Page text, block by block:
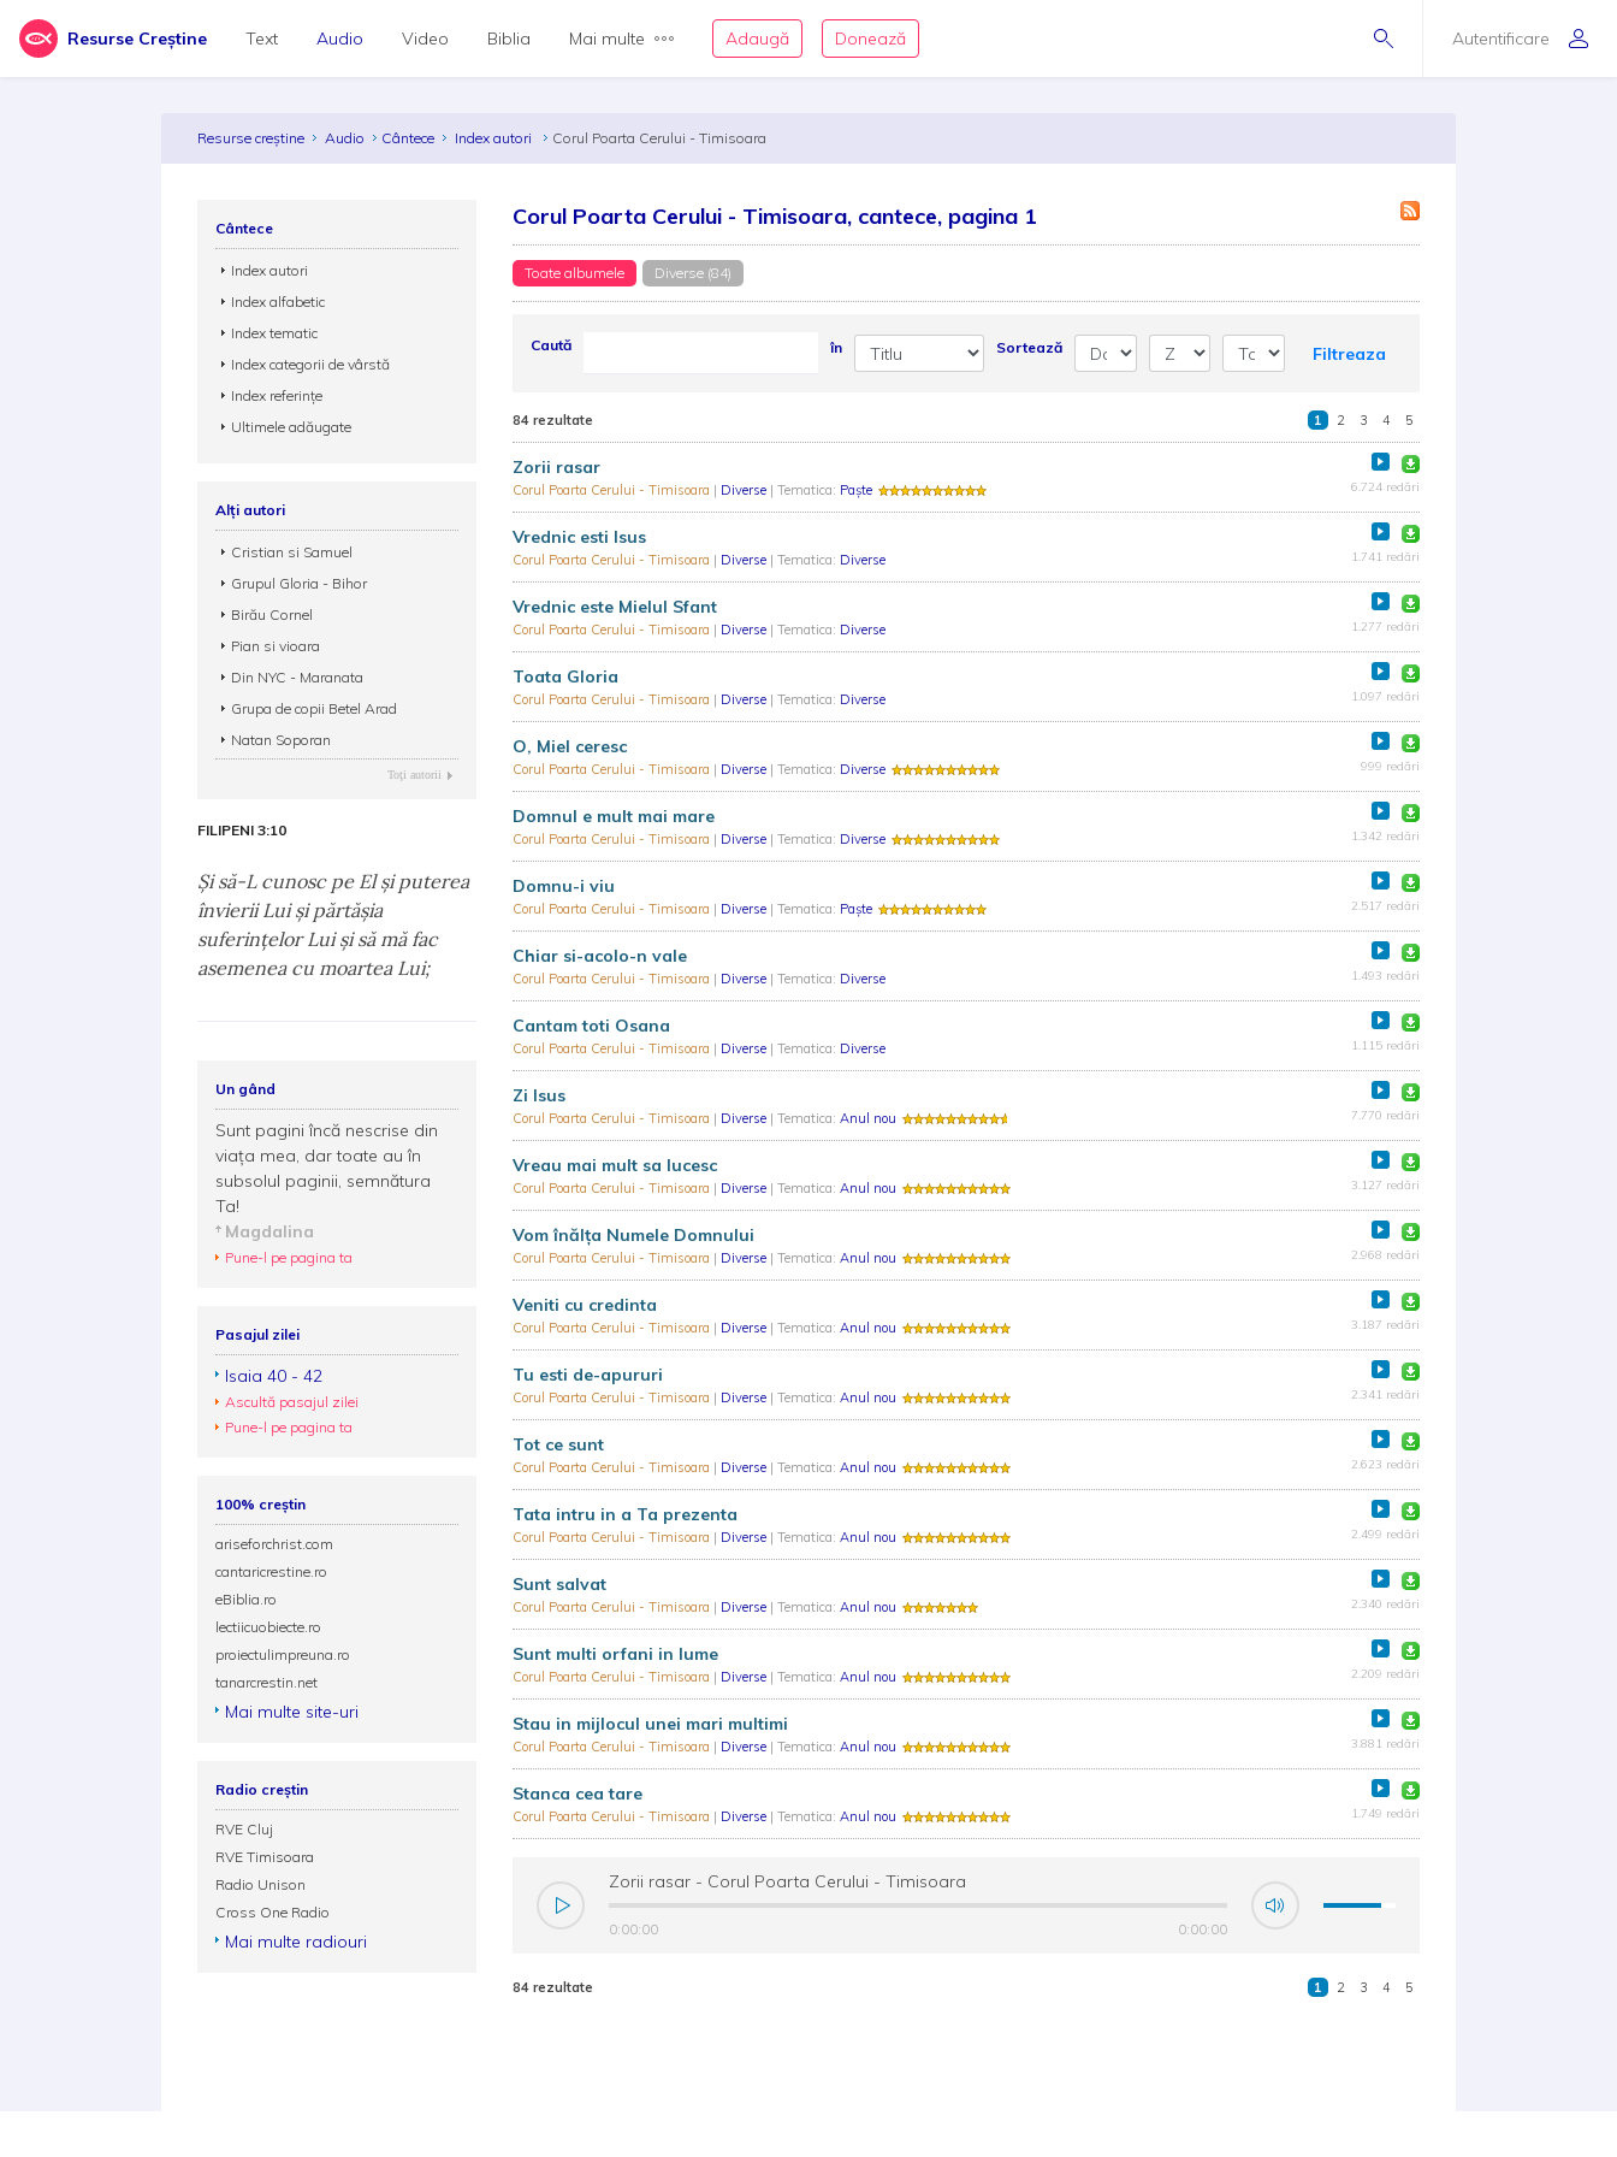
Resurse Creștine Autentificare
Text Audio Video Biblia Mai multe Adaugă Donează
Resurse creștine Audio Cântece Index autori Corul Poarta Cerului - Timisoara
Corul Poarta Cerului - Timisoara, cantece, pagina 1
Toate albumele Diverse (84)
Caută în Sortează Filtreaza
84 rezultate 1 2 3 4 5
Zorii rasar
Corul Poarta Cerului - Timisoara | Diverse | Tematica: Paște 6.724 redări
Vrednic esti Isus
Corul Poarta Cerului - Timisoara | Diverse | Tematica: Diverse 1.741 redări
Vrednic este Mielul Sfant
Corul Poarta Cerului - Timisoara | Diverse | Tematica: Diverse 1.277 redări
Toata Gloria
Corul Poarta Cerului - Timisoara | Diverse | Tematica: Diverse 1.097 redări
O, Miel ceresc
Corul Poarta Cerului - Timisoara | Diverse | Tematica: Diverse 999 redări
Domnul e mult mai mare
Corul Poarta Cerului - Timisoara | Diverse | Tematica: Diverse 1.342 redări
Domnu-i viu
Corul Poarta Cerului - Timisoara | Diverse | Tematica: Paște 2.517 redări
Chiar si-acolo-n vale
Corul Poarta Cerului - Timisoara | Diverse | Tematica: Diverse 1.493 redări
Cantam toti Osana
Corul Poarta Cerului - Timisoara | Diverse | Tematica: Diverse 1.115 redări
Zi Isus
Corul Poarta Cerului - Timisoara | Diverse | Tematica: Anul nou 7.770 redări
Vreau mai mult sa lucesc
Corul Poarta Cerului - Timisoara | Diverse | Tematica: Anul nou 3.127 redări
Vom înălța Numele Domnului
Corul Poarta Cerului - Timisoara | Diverse | Tematica: Anul nou 2.968 redări
Veniti cu credinta
Corul Poarta Cerului - Timisoara | Diverse | Tematica: Anul nou 3.187 redări
Tu esti de-apururi
Corul Poarta Cerului - Timisoara | Diverse | Tematica: Anul nou 2.341 redări
Tot ce sunt
Corul Poarta Cerului - Timisoara | Diverse | Tematica: Anul nou 2.623 redări
Tata intru in a Ta prezenta
Corul Poarta Cerului - Timisoara | Diverse | Tematica: Anul nou 2.499 redări
Sunt salvat
Corul Poarta Cerului - Timisoara | Diverse | Tematica: Anul nou 2.340 redări
Sunt multi orfani in lume
Corul Poarta Cerului - Timisoara | Diverse | Tematica: Anul nou 2.209 redări
Stau in mijlocul unei mari multimi
Corul Poarta Cerului - Timisoara | Diverse | Tematica: Anul nou 3.881 redări
Stanca cea tare
Corul Poarta Cerului - Timisoara | Diverse | Tematica: Anul nou 1.749 redări
Zorii rasar - Corul Poarta Cerului - Timisoara
0:00:00 0:00:00
84 rezultate 1 2 3 4 5
Cântece
Index autori
Index alfabetic
Index tematic
Index categorii de vârstă
Index referințe
Ultimele adăugate
Alți autori
Cristian si Samuel
Grupul Gloria - Bihor
Birău Cornel
Pian si vioara
Din NYC - Maranata
Grupa de copii Betel Arad
Natan Soporan
Toţi autorii
FILIPENI 3:10
Şi să-L cunosc pe El şi puterea
învierii Lui şi părtăşia
suferinţelor Lui şi să mă fac
asemenea cu moartea Lui;
Un gând
Sunt pagini încă nescrise din
viaţa mea, dar toate au în
subsolul paginii, semnătura
Ta!
Magdalina
Pune-l pe pagina ta
Pasajul zilei
Isaia 40 - 42
Ascultă pasajul zilei
Pune-l pe pagina ta
100% creștin
ariseforchrist.com
cantaricrestine.ro
eBiblia.ro
lectiicuobiecte.ro
proiectulimpreuna.ro
tanarcrestin.net
Mai multe site-uri
Radio creștin
RVE Cluj
RVE Timisoara
Radio Unison
Cross One Radio
Mai multe radiouri